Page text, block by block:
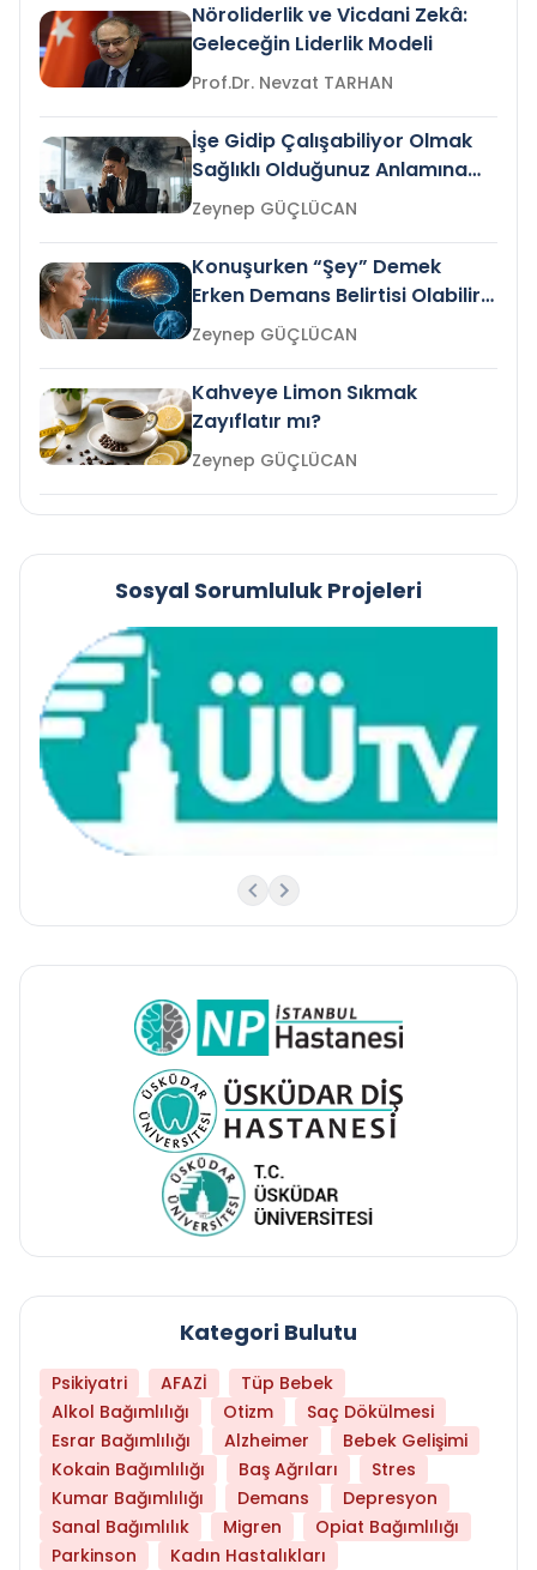
Nöroliderlik ve Vicdani Zekâ:
Geleceğin Liderlik Modeli
Prof.Dr. Nevzat TARHAN
İşe Gidip Çalışabiliyor Olmak
Sağlıklı Olduğunuz Anlamına
Gelir mi?Zeynep GÜÇLÜCAN
Konuşurken “Şey” Demek
Erken Demans Belirtisi Olabilir
mi?
Zeynep GÜÇLÜCAN
Kahveye Limon Sıkmak
Zayıflatır mı?
Zeynep GÜÇLÜCAN
Sosyal Sorumluluk Projeleri
Kategori Bulutu
Psikiyatri AFAZİ
Tüp Bebek
Alkol Bağımlılığı
Otizm
Saç Dökülmesi
Esrar Bağımlılığı
Alzheimer
Bebek Gelişimi
Kokain Bağımlılığı
Baş Ağrıları
Stres
Kumar Bağımlılığı
Demans
Depresyon
Sanal Bağımlılık
Migren
Opiat Bağımlılığı
Parkinson
Kadın Hastalıkları